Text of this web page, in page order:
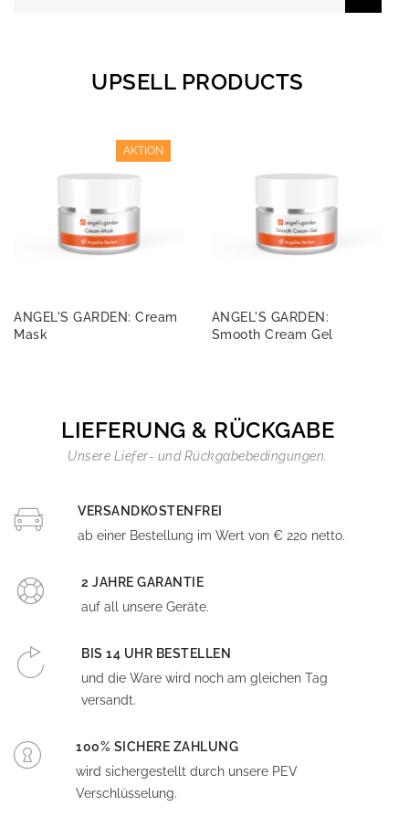
UPSELL PRODUCTS
AKTION
ANGEL'S GARDEN: Cream
Mask
ANGEL'S GARDEN:
Smooth Cream Gel
LIEFERUNG & RÜCKGABE
Unsere Liefer- und Rückgabebedingungen.
VERSANDKOSTENFREI
ab einer Bestellung im Wert von € 220 netto.
2 JAHRE GARANTIE
auf all unsere Geräte.
BIS 14 UHR BESTELLEN
und die Ware wird noch am gleichen Tag
versandt.
100% SICHERE ZAHLUNG
wird sichergestellt durch unsere PEV
Verschlüsselung.